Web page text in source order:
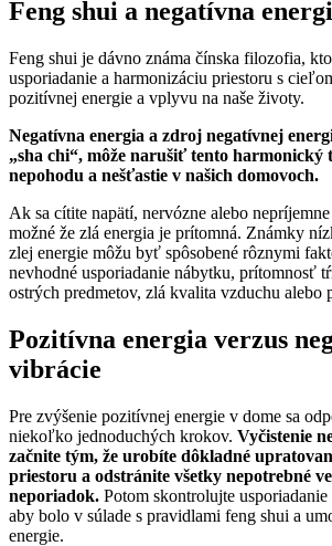
Feng shui a negatívna
Feng shui je dávno známa čínska filozofia,
usporiadanie a harmonizáciu priestoru s
pozitívnej energie a vplyvu na naše životy.
Negatívna energia a zdroj negatívnej
„sha chi“, môže narušiť tento harmonický
nepohodu a nešťastie v našich domovoch.
Ak sa cítite napätí, nervózne alebo
možné že zlá energia je prítomná. Známky
zlej energie môžu byť spôsobené rôznymi
nevhodné usporiadanie nábytku, prítomnosť
ostrých predmetov, zlá kvalita vzduchu alebo
Pozitívna energia verzus
vibrácie
Pre zvýšenie pozitívnej energie v dome sa
niekoľko jednoduchých krokov. Vyčistenie
začnite tým, že urobíte dôkladné
priestoru a odstránite všetky nepotrebné
neporiadok. Potom skontrolujte
aby bolo v súlade s pravidlami feng shui a
energie.